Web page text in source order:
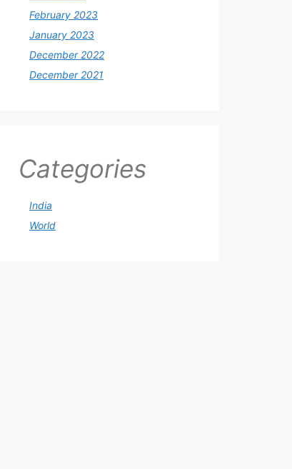
February 2023
January 2023
December 2022
December 2021
Categories
India
World